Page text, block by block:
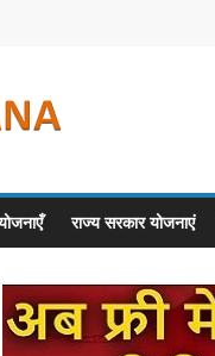
राज्य सरकार योजनाएं